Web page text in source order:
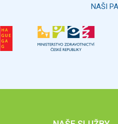
NAŠI